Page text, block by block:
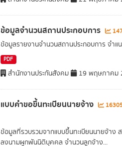
ข้อมูลจำนวนสถานประกอบการ
ข้อมูลรายงานจำนวนสถานประกอบการ จำแ
PDF
สำนักงานประกันสังคม 19 พฤษภาคม
แบบคำขอขึ้นทะเบียนนายจ้าง
ข้อมูลที่รวบรวมจากแบบขึ้นทะเบียนนายจ้า
ลงนามผูกพันนิติบุคคล จำนวนลูกจ้าง...